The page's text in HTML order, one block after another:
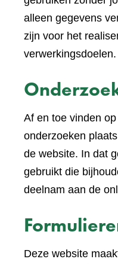
alleen gegevens
zijn voor het
verwerkingsdoelen.
Af en toe vinden
onderzoeken
de website. In dat
gebruikt die
deelnam aan de
Deze website